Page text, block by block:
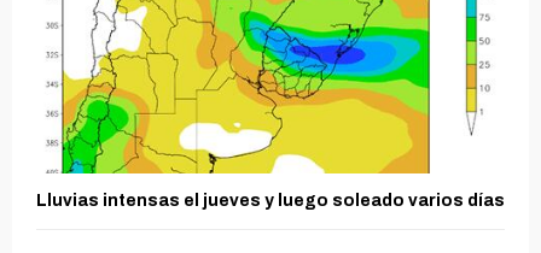
Lluvias intensas el jueves y luego soleado varios días